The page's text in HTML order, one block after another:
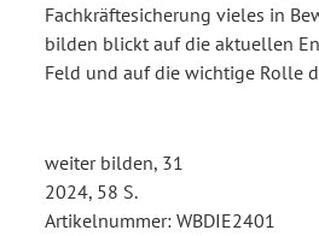
Fachkräftesicherung vieles in
bilden blickt auf die aktuellen
Feld und auf die wichtige Rolle
weiter bilden, 31
2024, 58 S.
Artikelnummer: WBDIE2401